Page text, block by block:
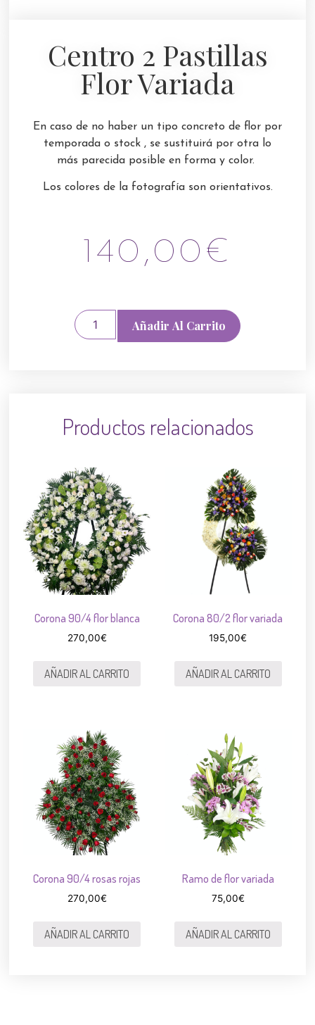
Centro 2 Pastillas
Flor Variada
En caso de no haber un tipo concreto de flor por
temporada o stock , se sustituirá por otra lo
más parecida posible en forma y color.
Los colores de la fotografía son orientativos.
140,00 €
Añadir Al Carrito
Productos relacionados
Corona 90/4 flor blanca
270,00€
AÑADIR AL CARRITO
Corona 80/2 flor variada
195,00€
AÑADIR AL CARRITO
Corona 90/4 rosas rojas
270,00€
AÑADIR AL CARRITO
Ramo de flor variada
75,00€
AÑADIR AL CARRITO